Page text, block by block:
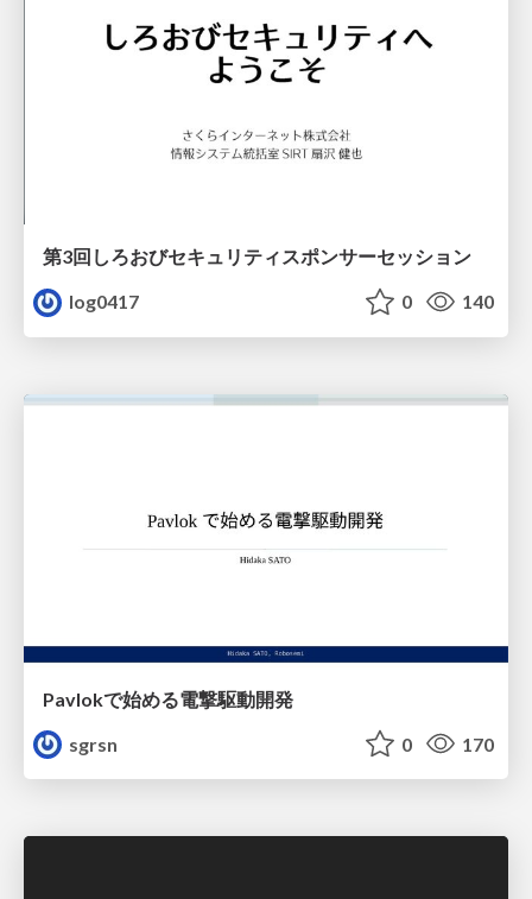
第3回しろおびセキュリティスポンサーセッション
log0417
0 140
Pavlokで始める電撃駆動開発
sgrsn
0 170